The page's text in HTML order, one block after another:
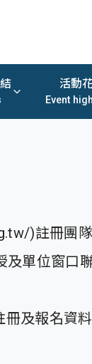
活動
Event
)註冊團
及單位窗口
及報名資